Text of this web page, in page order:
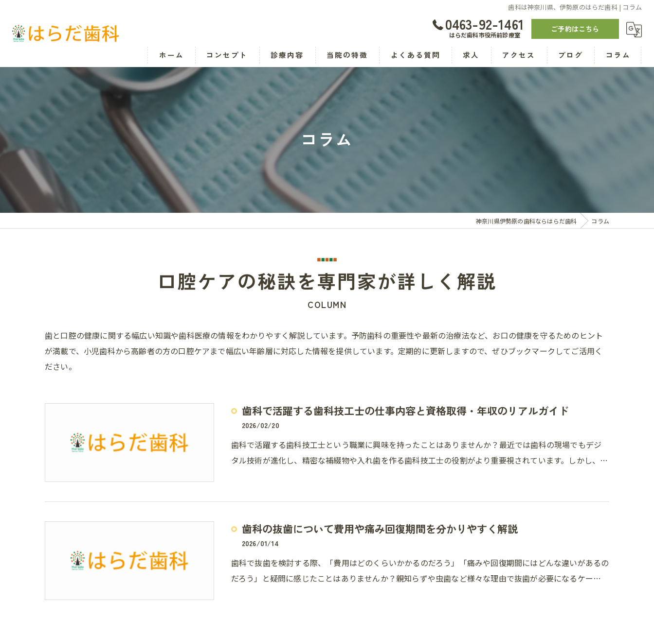
歯科は神奈川県、伊勢原のはらだ歯科 | コラム
0463-92-1461
はらだ歯科市役所前診療室
ご予約はこちら
ホーム コンセプト 診療内容 当院の特徴
小児
矯正
インプラント
入れ歯
よくある質問 求人 アクセス
はらだ歯科市役所前診療室
はらだ歯科つきみの診療室
ブログ コラム
コラム
神奈川県伊勢原の歯科ならはらだ歯科 コラム
口腔ケアの秘訣を専門家が詳しく解説
COLUMN
歯と口腔の健康に関する幅広い知識や歯科医療の情報をわかりやすく解説しています。予防歯科の重要性や最新の治療法など、お口の健康を守るためのヒント
が満載で、小児歯科から高齢者の方の口腔ケアまで幅広い年齢層に対応した情報を提供しています。定期的に更新しますので、ぜひブックマークしてご活用く
ださい。
歯科で活躍する歯科技工士の仕事内容と資格取得・年収のリアルガイド
2026/02/20
歯科で活躍する歯科技工士という職業に興味を持ったことはありませんか？最近では歯科の現場でもデジ
タル技術が進化し、精密な補綴物や入れ歯を作る歯科技工士の役割がより重要視されています。しかし、…
歯科の抜歯について費用や痛み回復期間を分かりやすく解説
2026/01/14
歯科で抜歯を検討する際、「費用はどのくらいかかるのだろう」「痛みや回復期間にはどんな違いがあるの
だろう」と疑問に感じたことはありませんか？親知らずや虫歯など様々な理由で抜歯が必要になるケー…